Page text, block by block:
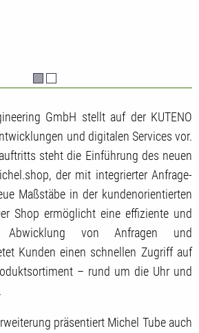
GmbH stellt auf der KUTENO
und digitalen Services vor.
steht die Einführung des neuen
der mit integrierter Anfrage-
Maßstäbe in der kundenorientierten
Shop ermöglicht eine effiziente und
Abwicklung von Anfragen und
Kunden einen schnellen Zugriff auf
– rund um die Uhr und
präsentiert Michel Tube auch